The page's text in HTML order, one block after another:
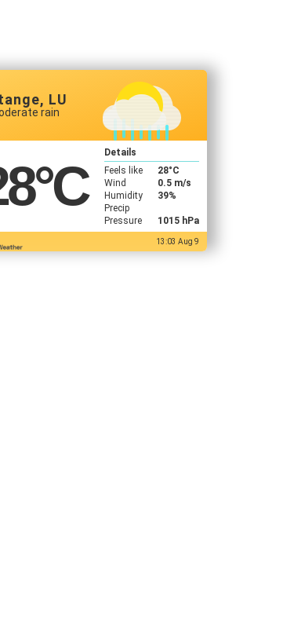
LU
rain
°C
Details
Feels like
28°C
Wind
0.5 m/s
Humidity
39%
Precip
Pressure
1015 hPa
13:03 Aug 9